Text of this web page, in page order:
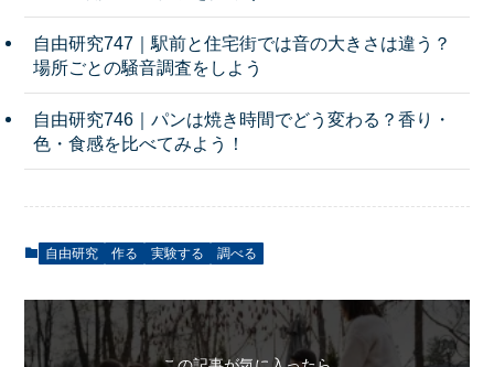
自由研究747｜駅前と住宅街では音の大きさは違う？
場所ごとの騒音調査をしよう
自由研究746｜パンは焼き時間でどう変わる？香り・
色・食感を比べてみよう！
自由研究 作る 実験する 調べる